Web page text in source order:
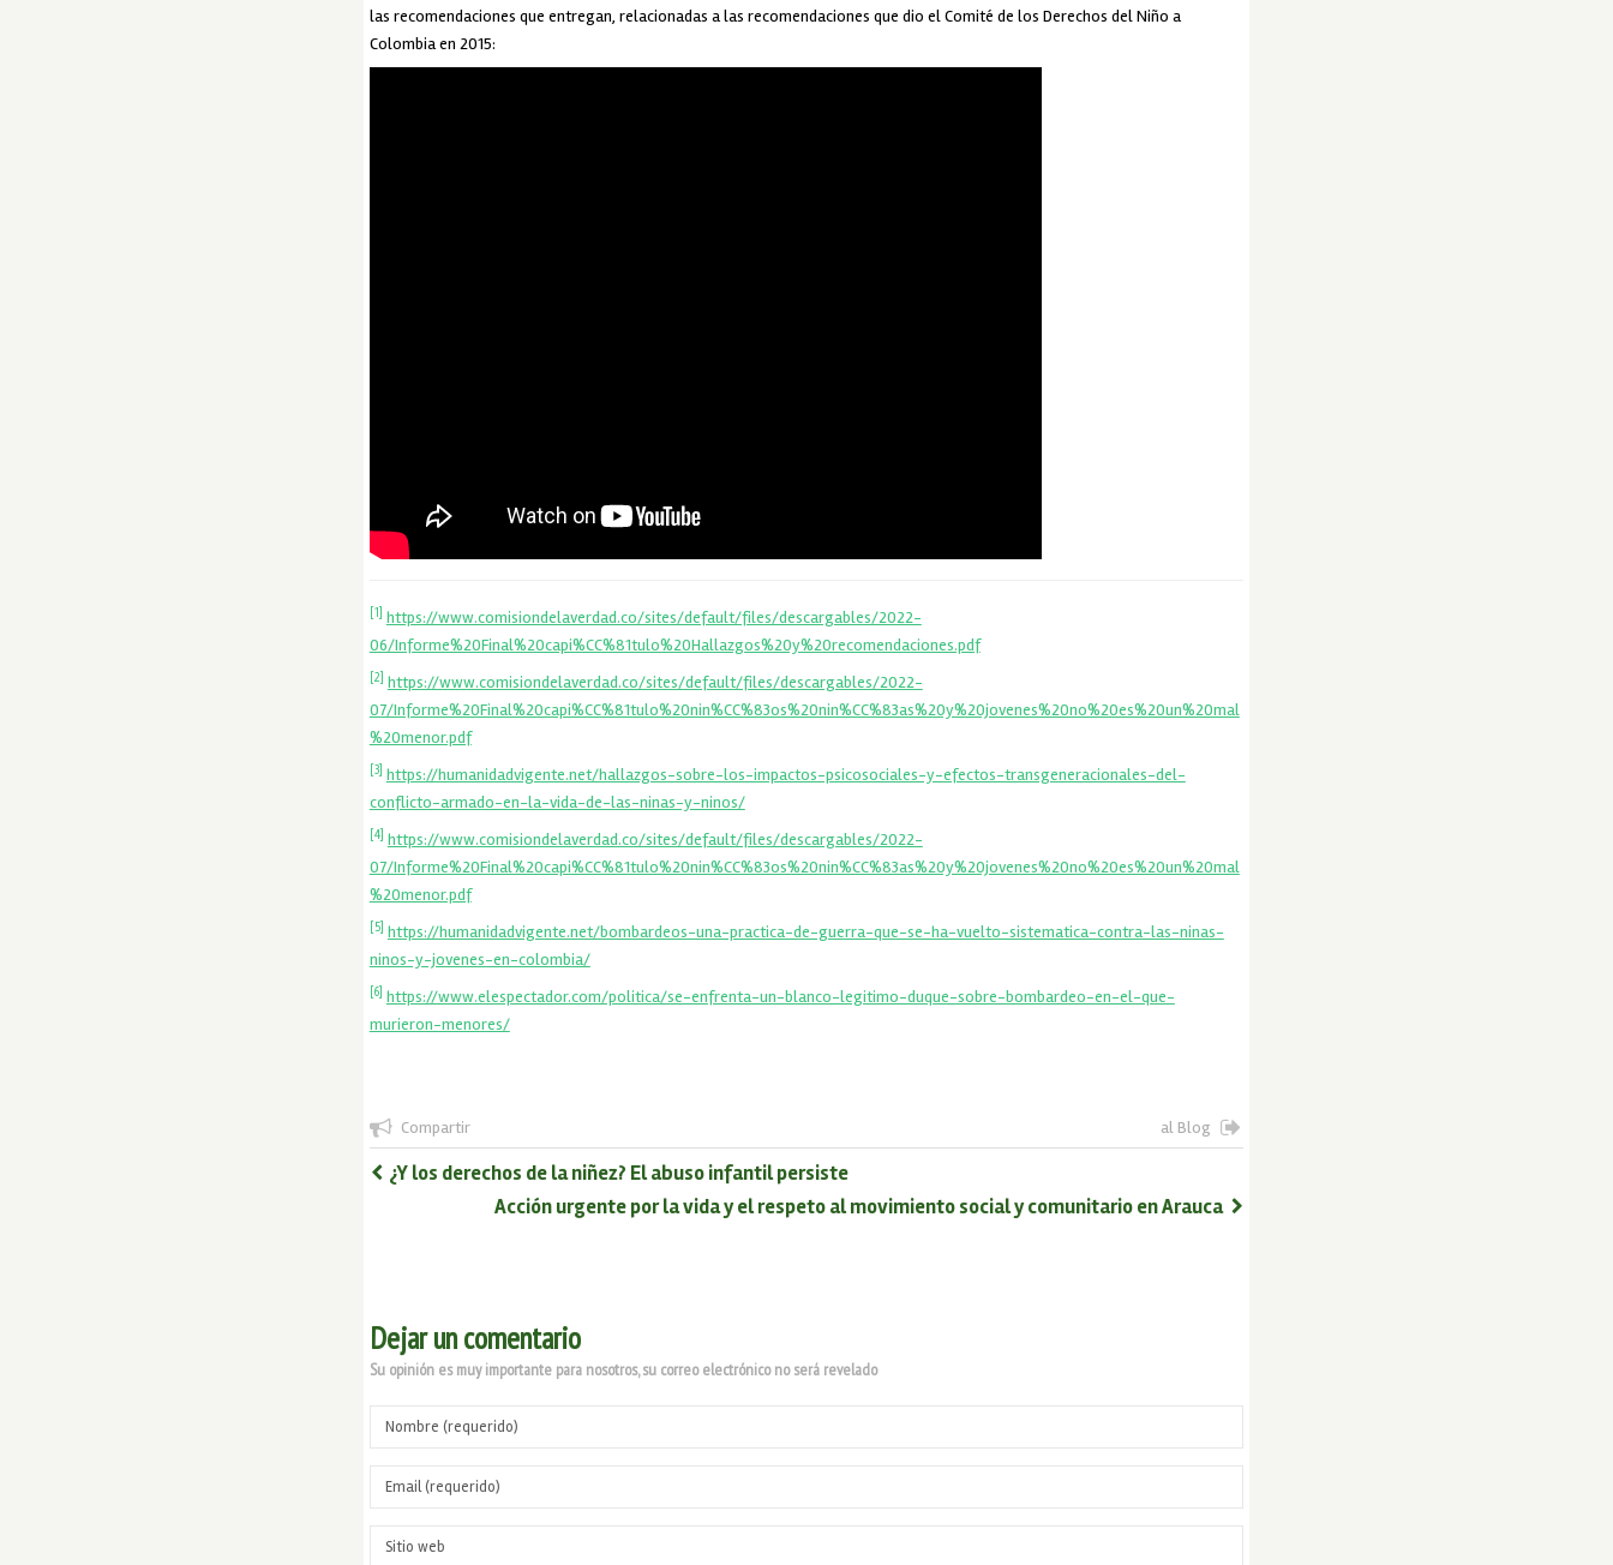
las recomendaciones que entregan, relacionadas a las recomendaciones que dio el Comité de los Derechos del Niño a
Colombia en 2015:
[1]
https://www.comisiondelaverdad.co/sites/default/files/descargables/2022-
06/Informe%20Final%20capi%CC%81tulo%20Hallazgos%20y%20recomendaciones.pdf
[2] https://www.comisiondelaverdad.co/sites/default/files/descargables/2022-
07/Informe%20Final%20capi%CC%81tulo%20nin%CC%83os%20nin%CC%83as%20y%20jovenes%20no%20es%20un%20mal
%20menor.pdf
[3] https://humanidadvigente.net/hallazgos-sobre-los-impactos-psicosociales-y-efectos-transgeneracionales-del-
conflicto-armado-en-la-vida-de-las-ninas-y-ninos/
[4] https://www.comisiondelaverdad.co/sites/default/files/descargables/2022-
07/Informe%20Final%20capi%CC%81tulo%20nin%CC%83os%20nin%CC%83as%20y%20jovenes%20no%20es%20un%20mal
%20menor.pdf
[5] https://humanidadvigente.net/bombardeos-una-practica-de-guerra-que-se-ha-vuelto-sistematica-contra-las-ninas-
ninos-y-jovenes-en-colombia/
[6] https://www.elespectador.com/politica/se-enfrenta-un-blanco-legitimo-duque-sobre-bombardeo-en-el-que-
murieron-menores/
Compartir al Blog
¿Y los derechos de la niñez? El abuso infantil persiste
Acción urgente por la vida y el respeto al movimiento social y comunitario en Arauca
Dejar un comentario
Su opinión es muy importante para nosotros, su correo electrónico no será revelado